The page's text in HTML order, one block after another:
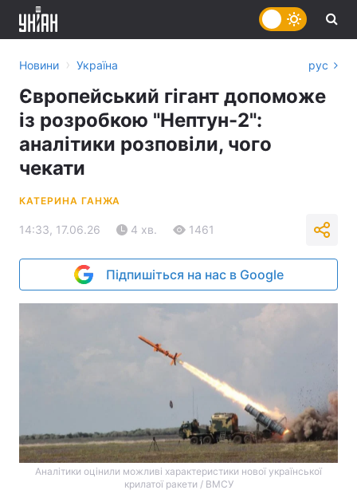
Новини › Україна рус
Європейський гігант допоможе
із розробкою "Нептун-2":
аналітики розповіли, чого
чекати
КАТЕРИНА ГАНЖА
14:33, 17.06.26 4 хв. 1461
Підпишіться на нас в Google
Аналітики оцінили можливі характеристики нової української
крилатої ракети / ВМСУ